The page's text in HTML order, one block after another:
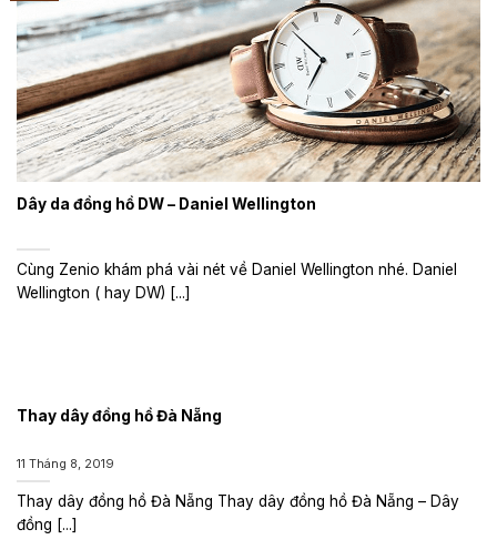
Dây da đồng hồ DW – Daniel Wellington
Cùng Zenio khám phá vài nét về Daniel Wellington nhé. Daniel
Wellington ( hay DW) [...]
Thay dây đồng hồ Đà Nẵng
11 Tháng 8, 2019
Thay dây đồng hồ Đà Nẵng Thay dây đồng hồ Đà Nẵng – Dây
đồng [...]